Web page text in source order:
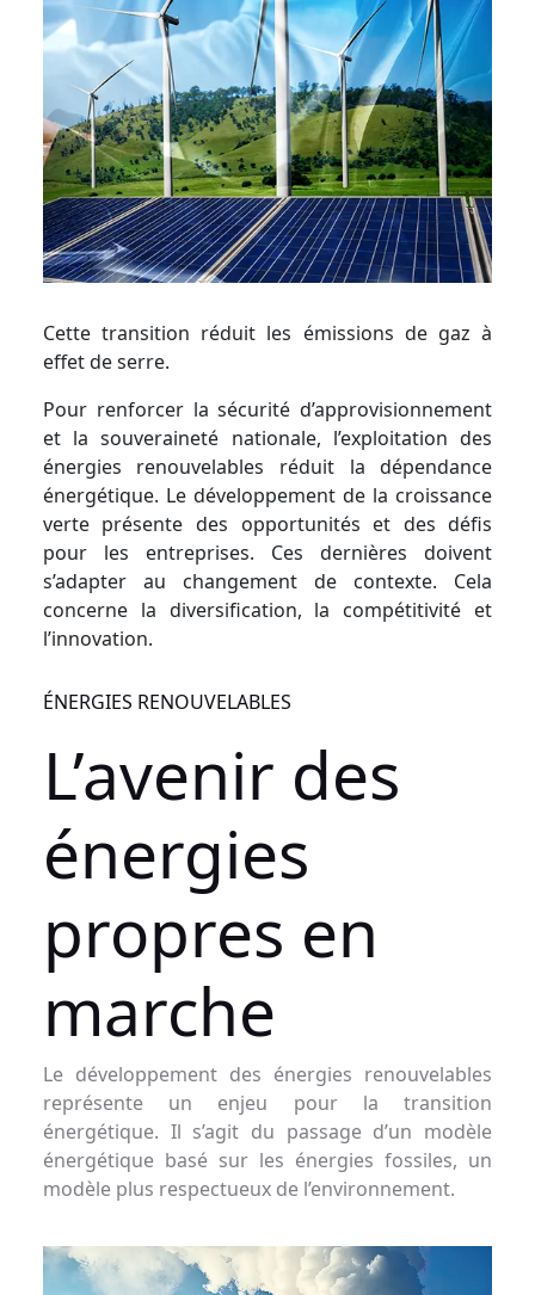
Cette transition réduit les émissions de gaz à
effet de serre.
Pour renforcer la sécurité d’approvisionnement
et la souveraineté nationale, l’exploitation des
énergies renouvelables réduit la dépendance
énergétique. Le développement de la croissance
verte présente des opportunités et des défis
pour les entreprises. Ces dernières doivent
s’adapter au changement de contexte. Cela
concerne la diversification, la compétitivité et
l’innovation.
ÉNERGIES RENOUVELABLES
L’avenir des
énergies
propres en
marche
Le développement des énergies renouvelables
représente un enjeu pour la transition
énergétique. Il s’agit du passage d’un modèle
énergétique basé sur les énergies fossiles, un
modèle plus respectueux de l’environnement.